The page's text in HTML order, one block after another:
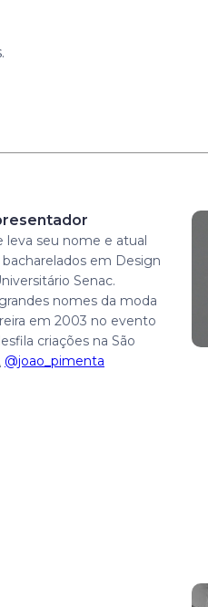
leva seu nome e atual
em Design
Senac.
nomes da moda
em 2003 no evento
criações na São
@joao_pimenta